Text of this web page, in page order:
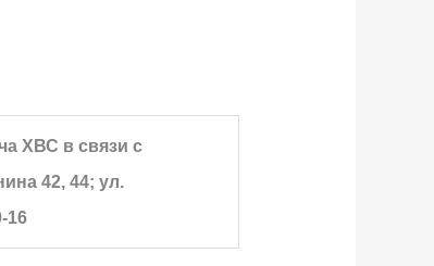
ХВС в связи с
42, 44; ул.
16